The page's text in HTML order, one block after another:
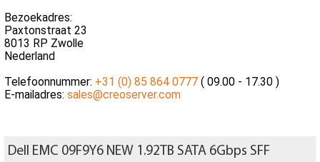
Bezoekadres:
Paxtonstraat 23
8013 RP Zwolle
Nederland
Telefoonnummer: +31 (0) 85 864 0777 ( 09.00 - 17.30 )
E-mailadres: sales@creoserver.com
Dell EMC 09F9Y6 NEW 1.92TB SATA 6Gbps SFF